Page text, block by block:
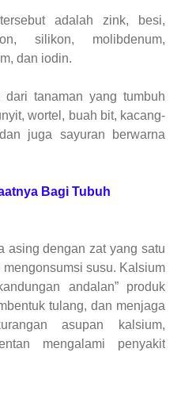
adalah zink, besi,
silikon, molibdenum,
dan iodin.
dari tanaman yang tumbuh
wortel, buah bit, kacang-
juga sayuran berwarna
Bagi Tubuh
asing dengan zat yang satu
susu. Kalsium
andalan” produk
tulang, dan menjaga
asupan kalsium,
mengalami penyakit